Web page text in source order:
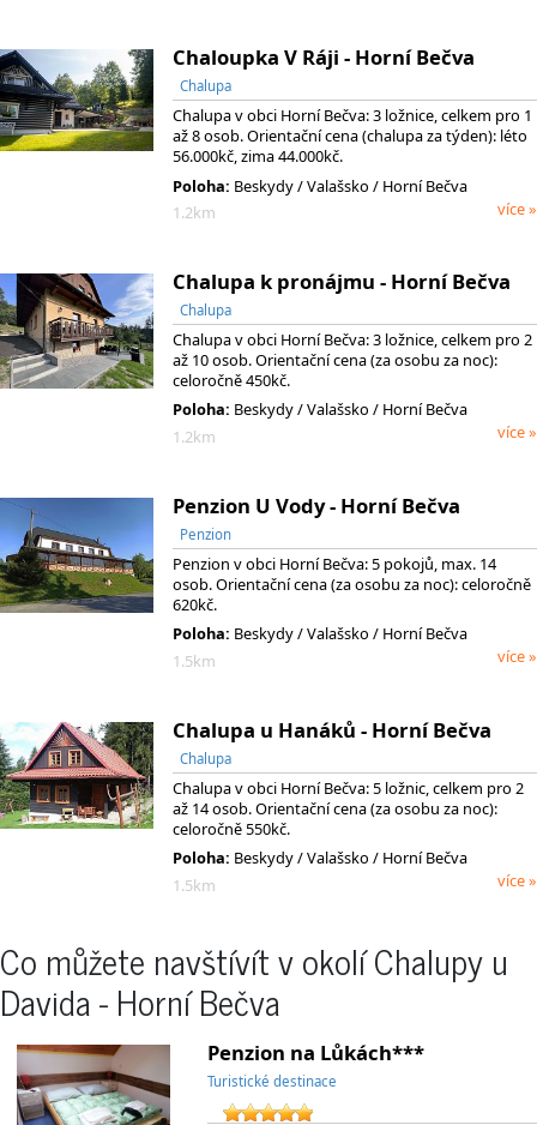
Chaloupka V Ráji - Horní Bečva
Chalupa
Chalupa v obci Horní Bečva: 3 ložnice, celkem pro 1
až 8 osob. Orientační cena (chalupa za týden): léto
56.000kč, zima 44.000kč.
Poloha: Beskydy/ Valašsko / Horní Bečva
1.2km
více »
Chalupa k pronájmu - Horní Bečva
Chalupa
Chalupa v obci Horní Bečva: 3 ložnice, celkem pro 2
až 10 osob. Orientační cena (za osobu za noc):
celoročně 450kč.
Poloha: Beskydy/ Valašsko / Horní Bečva
1.2km
více »
Penzion U Vody - Horní Bečva
Penzion
Penzion v obci Horní Bečva: 5 pokojů, max. 14
osob. Orientační cena (za osobu za noc): celoročně
620kč.
Poloha: Beskydy/ Valašsko / Horní Bečva
1.5km
více »
Chalupa u Hanáků - Horní Bečva
Chalupa
Chalupa v obci Horní Bečva: 5 ložnic, celkem pro 2
až 14 osob. Orientační cena (za osobu za noc):
celoročně 550kč.
Poloha: Beskydy/ Valašsko / Horní Bečva
1.5km
více »
Co můžete navštívít v okolí Chalupy u
Davida - Horní Bečva
Penzion na Lůkách***
Turistické destinace